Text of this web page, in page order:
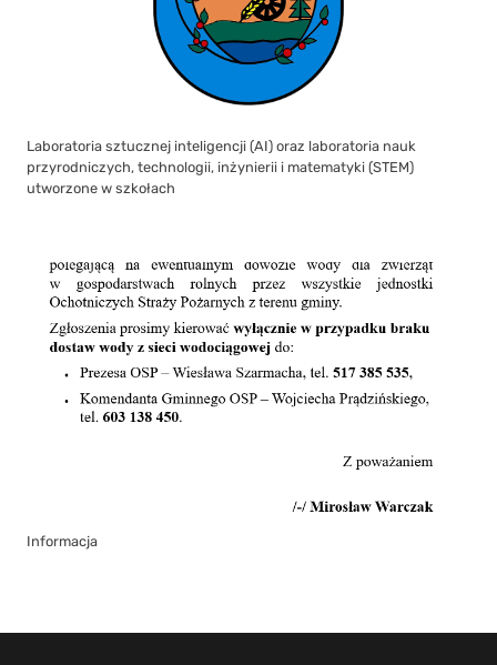
Laboratoria sztucznej inteligencji (AI) oraz laboratoria nauk
przyrodniczych, technologii, inżynierii i matematyki (STEM)
utworzone w szkołach
Informacja